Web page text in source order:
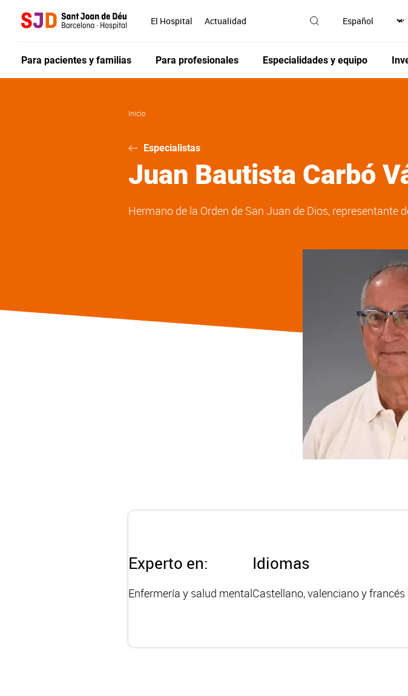
El Hospital Actualidad
Para pacientes y familias Para profesionales Especialidades y equipo
Inicio
Especialistas
Juan Bautista Carbó
Hermano de la Orden de San Juan de Dios, representante
Experto en:
Enfermería y salud mental
Idiomas
Castellano, valenciano y francés